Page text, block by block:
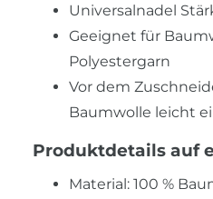
Universalnadel
Geeignet für
Polyestergarn
Vor dem
Baumwolle leicht
Produktdetails auf
Material: 100 %